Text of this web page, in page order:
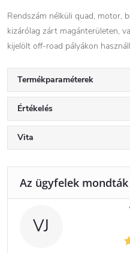
Rendszám nélküli quad, motor,
kizárólag zárt magánterületen,
kijelölt off-road pályákon
Termékparaméterek
Értékelés
Vita
VJ